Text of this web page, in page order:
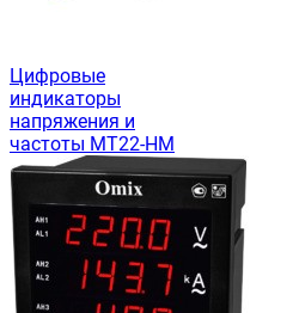
Цифровые
индикаторы
напряжения и
частоты MT22-HM